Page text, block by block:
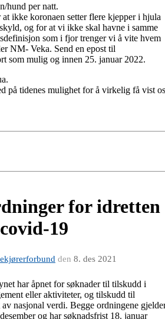
hund per natt.
ikke koronaen setter flere kjepper i hjula
og for at vi ikke skal havne i samme
som i fjor trenger vi å vite hvem
NM- Veka. Send en epost til
som mulig og innen 25. januar 2022.
på tidenes mulighet for å virkelig få vist
for idretten
19
den 8. des 2021
har åpnet for søknader til tilskudd i
eller aktiviteter, og tilskudd til
nasjonal verdi. Begge ordningene
og har søknadsfrist 18. januar